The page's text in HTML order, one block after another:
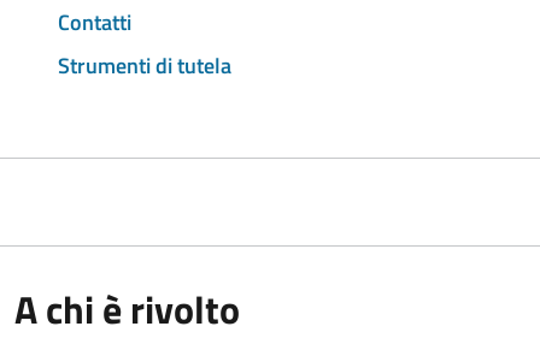
Contatti
Strumenti di tutela
A chi è rivolto